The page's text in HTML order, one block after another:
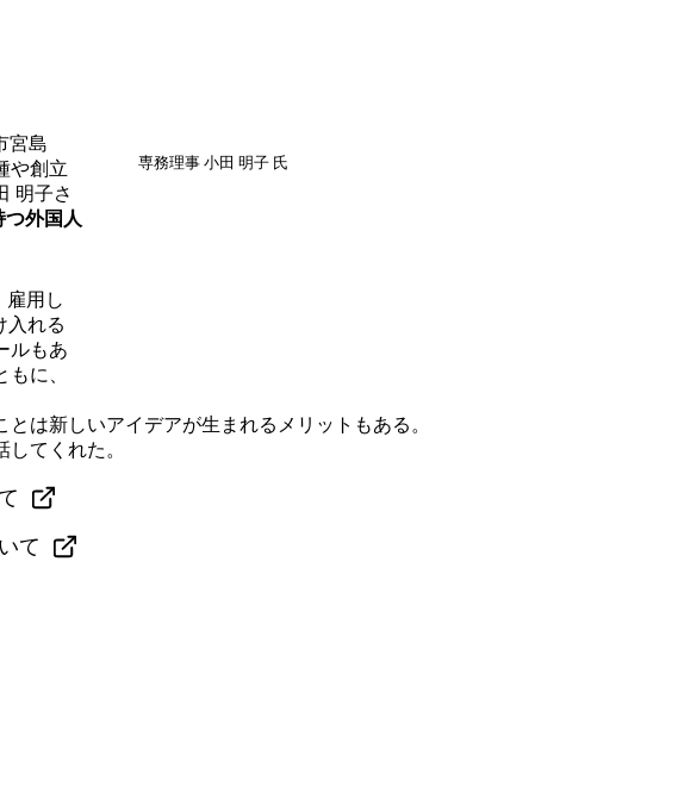
宮島
や創立
明子さ
外国人
専務理事 小田 明子 氏
雇用し
入れる
ルもあ
に、
は新しいアイデアが生まれるメリットもある。
てくれた。
て